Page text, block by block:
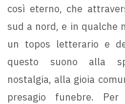
così eterno, che
sud a nord, e in qualche
un topos letterario e
questo suono alla
nostalgia, alla gioia
presagio funebre.